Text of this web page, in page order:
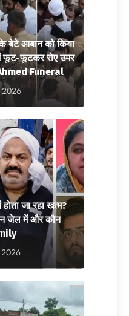
बेटे आबान को किया
फूट-फूटकर रोए उमर
Funeral
जा रहा खत्म?
जेल में और कौन